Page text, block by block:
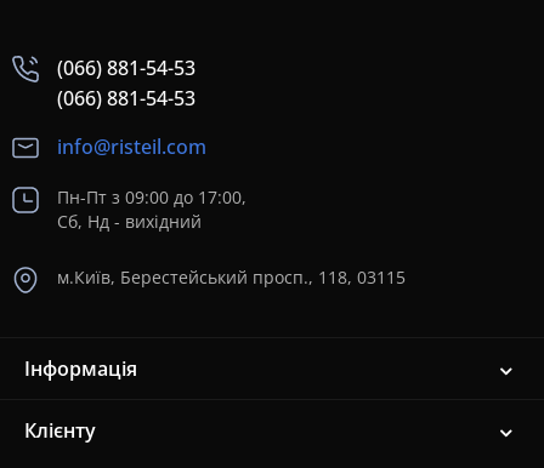
(066) 881-54-53
(066) 881-54-53
info@risteil.com
Пн-Пт з 09:00 до 17:00,
Сб, Нд - вихідний
м.Київ, Берестейський просп., 118, 03115
Інформація
Клієнту